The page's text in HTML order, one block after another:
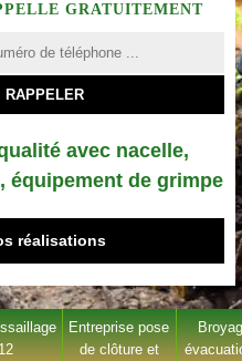
GRATUITEMENT
avec nacelle,
équipement de grimpe
réalisations
Entreprise pose
de clôture et